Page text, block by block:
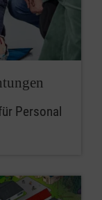
Personal